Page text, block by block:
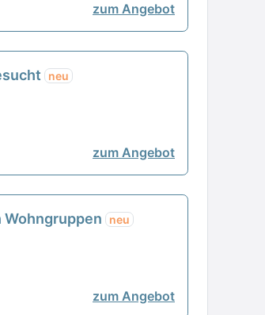
zum Angebot
neu
zum Angebot
neu
zum Angebot